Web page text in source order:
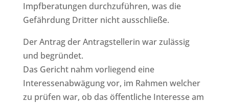
Impfberatungen durchzuführen, was die
Gefährdung Dritter nicht ausschließe.
Der Antrag der Antragstellerin war zulässig
und begründet.
Das Gericht nahm vorliegend eine
Interessenabwägung vor, im Rahmen welcher
zu prüfen war, ob das öffentliche Interesse am